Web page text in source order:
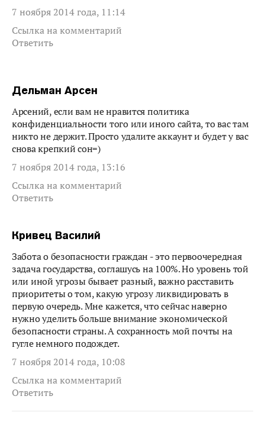
7 ноября 2014 года, 11:14
Ссылка на комментарий
Ответить
Дельман Арсен
Арсений, если вам не нравится политика
конфиденциальности того или иного сайта, то вас там
никто не держит. Просто удалите аккаунт и будет у вас
снова крепкий сон=)
7 ноября 2014 года, 13:16
Ссылка на комментарий
Ответить
Кривец Василий
Забота о безопасности граждан - это первоочередная
задача государства, соглашусь на 100%. Но уровень той
или иной угрозы бывает разный, важно расставить
приоритеты о том, какую угрозу ликвидировать в
первую очередь. Мне кажется, что сейчас наверно
нужно уделить больше внимание экономической
безопасности страны. А сохранность мой почты на
гугле немного подождет.
7 ноября 2014 года, 10:08
Ссылка на комментарий
Ответить